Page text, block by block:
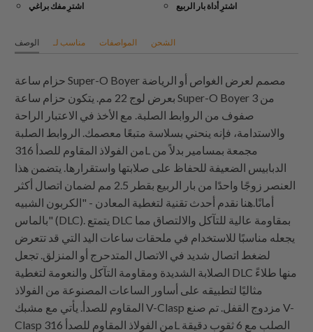
اشترِ مفك براغي اشترِ أداة بار الربيع
الوصف مناسب لـ المواصفات الشحن
حزام ساعة Super-O Boyer مصمم لعرض الغواص أو الرياضة
بعرض لوج 22 مم. يتكون حزام ساعة Super-O Boyer من 3
صفوف من الروابط الصلبة. مع الأخذ في الاعتبار الراحة
والاستدامة، فإنه ينحني بسلاسة متبعًا معصمك. الروابط الصلبة
من الفولاذ المقاوم للصدأ 316L مجمعة بمسامير بدلاً من
الدبابيس الضعيفة للحفاظ على صلابتها واستقرارها. يتضمن هذا
العنصر زوجًا واحدًا من بار الربيع بقطر 2.5 مم لضمان اتصال أكثر
أمانًا.هنا نقدم أحدث تقنية لتغطية المعادن - "الكربون الشبيه
بالماس" (DLC). يتمتع DLC بمقاومة عالية للتآكل والالتصاق مما
يجعله مناسبًا للاستخدام في ملحقات ساعات اليد التي قد تتعرض
لضغط اتصال شديد في الاتصال المتدحرج أو المنزلق. تجعل
الصلابة الشديدة ومقاومة التآكل والنعومة لتغطية DLC منها طلاءً
مثاليًا لتطبيقه على أساور الساعات المصنوعة من الفولاذ
المقاوم للصدأ. يأتي مع مشبك V-Clasp مزدوج القفل. تم صنع V-
Clasp من الفولاذ المقاوم للصدأ 316L الصلب مع 6 ثقوب دقيقة